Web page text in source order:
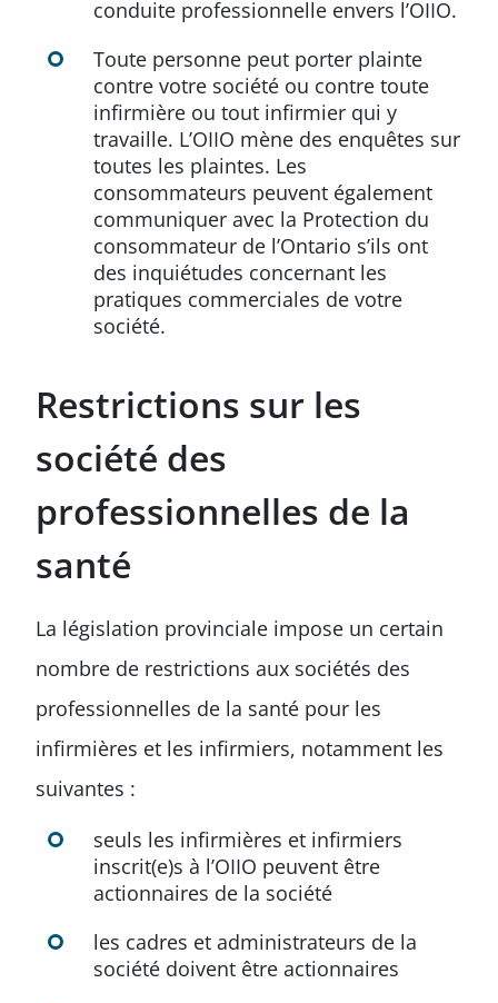
conduite professionnelle envers l’OIIO.
Toute personne peut porter plainte
contre votre société ou contre toute
infirmière ou tout infirmier qui y
travaille. L’OIIO mène des enquêtes sur
toutes les plaintes. Les
consommateurs peuvent également
communiquer avec la Protection du
consommateur de l’Ontario s’ils ont
des inquiétudes concernant les
pratiques commerciales de votre
société.
Restrictions sur les
société des
professionnelles de la
santé
La législation provinciale impose un certain
nombre de restrictions aux sociétés des
professionnelles de la santé pour les
infirmières et les infirmiers, notamment les
suivantes :
seuls les infirmières et infirmiers
inscrit(e)s à l’OIIO peuvent être
actionnaires de la société
les cadres et administrateurs de la
société doivent être actionnaires